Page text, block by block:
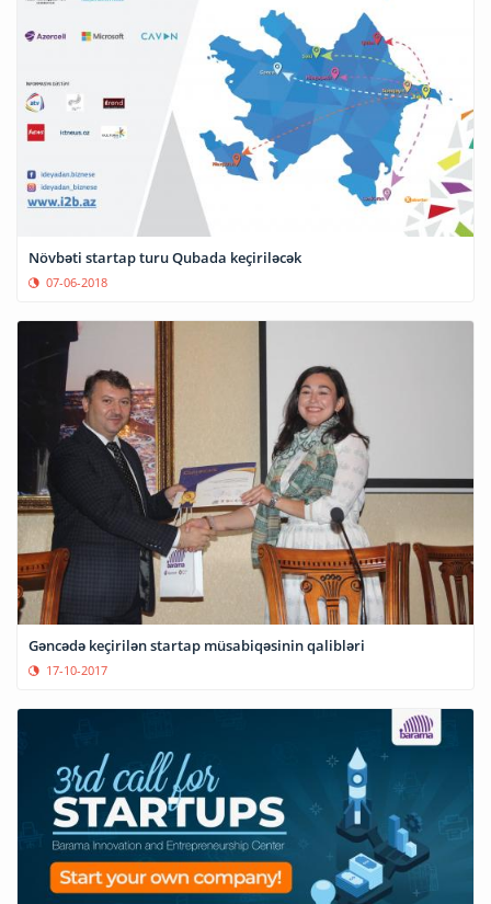
Növbəti startap turu Qubada keçiriləcək
07-06-2018
Gəncədə keçirilən startap müsabiqəsinin qalibləri
17-10-2017